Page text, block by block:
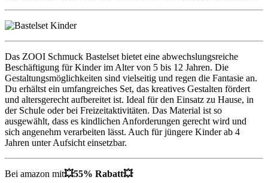
Das ZOOI Schmuck Bastelset bietet eine abwechslungsreiche
Beschäftigung für Kinder im Alter von 5 bis 12 Jahren. Die
Gestaltungsmöglichkeiten sind vielseitig und regen die Fantasie an.
Du erhältst ein umfangreiches Set, das kreatives Gestalten fördert
und altersgerecht aufbereitet ist. Ideal für den Einsatz zu Hause, in
der Schule oder bei Freizeitaktivitäten. Das Material ist so
ausgewählt, dass es kindlichen Anforderungen gerecht wird und
sich angenehm verarbeiten lässt. Auch für jüngere Kinder ab 4
Jahren unter Aufsicht einsetzbar.
Bei amazon mit💥55% Rabatt💥